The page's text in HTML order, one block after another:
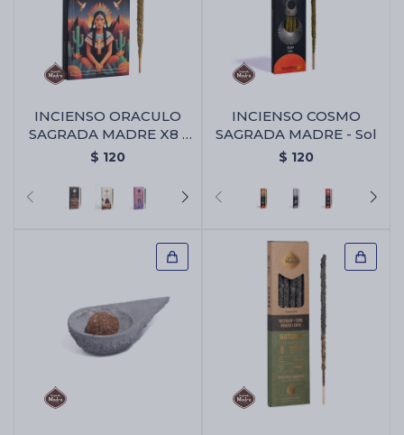
INCIENSO ORACULO
SAGRADA MADRE X8 -
Animales Sagrados
$ 120
INCIENSO COSMO
SAGRADA MADRE - Sol
$ 120